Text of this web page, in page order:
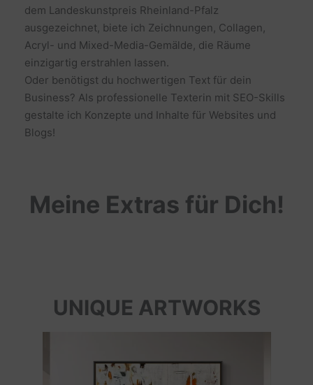
dem Landeskunstpreis Rheinland-Pfalz
ausgezeichnet, biete ich Zeichnungen, Collagen,
Acryl- und Mixed-Media-Gemälde, die Räume
einzigartig erstrahlen lassen.
Oder benötigst du hochwertigen Text für dein
Business? Als professionelle Texterin mit SEO-Skills
gestalte ich Konzepte und Inhalte für Websites und
Blogs!
Meine Extras für Dich!
UNIQUE ARTWORKS